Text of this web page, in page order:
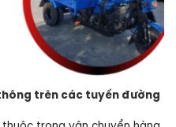
trên các tuyến đường